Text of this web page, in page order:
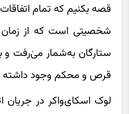
قصه بکنیم که تمام
شخصیتی است که از
ستارگان به‌شمار می‌ٰرفت و
قرص و محکم وجود داشته
لوک اسکای‌واکر در جریان